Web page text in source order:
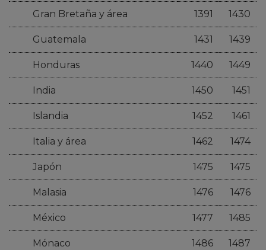
Gran Bretaña y área 1391 1430
Guatemala 1431 1439
Honduras 1440 1449
India 1450 1451
Islandia 1452 1461
Italia y área 1462 1474
Japón 1475 1475
Malasia 1476 1476
México 1477 1485
Mónaco 1486 1487